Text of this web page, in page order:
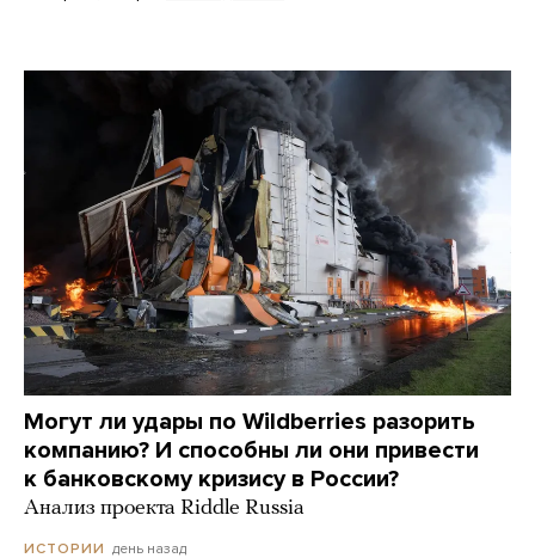
Могут ли удары по Wildberries разорить
компанию? И способны ли они привести
к банковскому кризису в России?
Анализ проекта Riddle Russia
ИСТОРИИ день назад